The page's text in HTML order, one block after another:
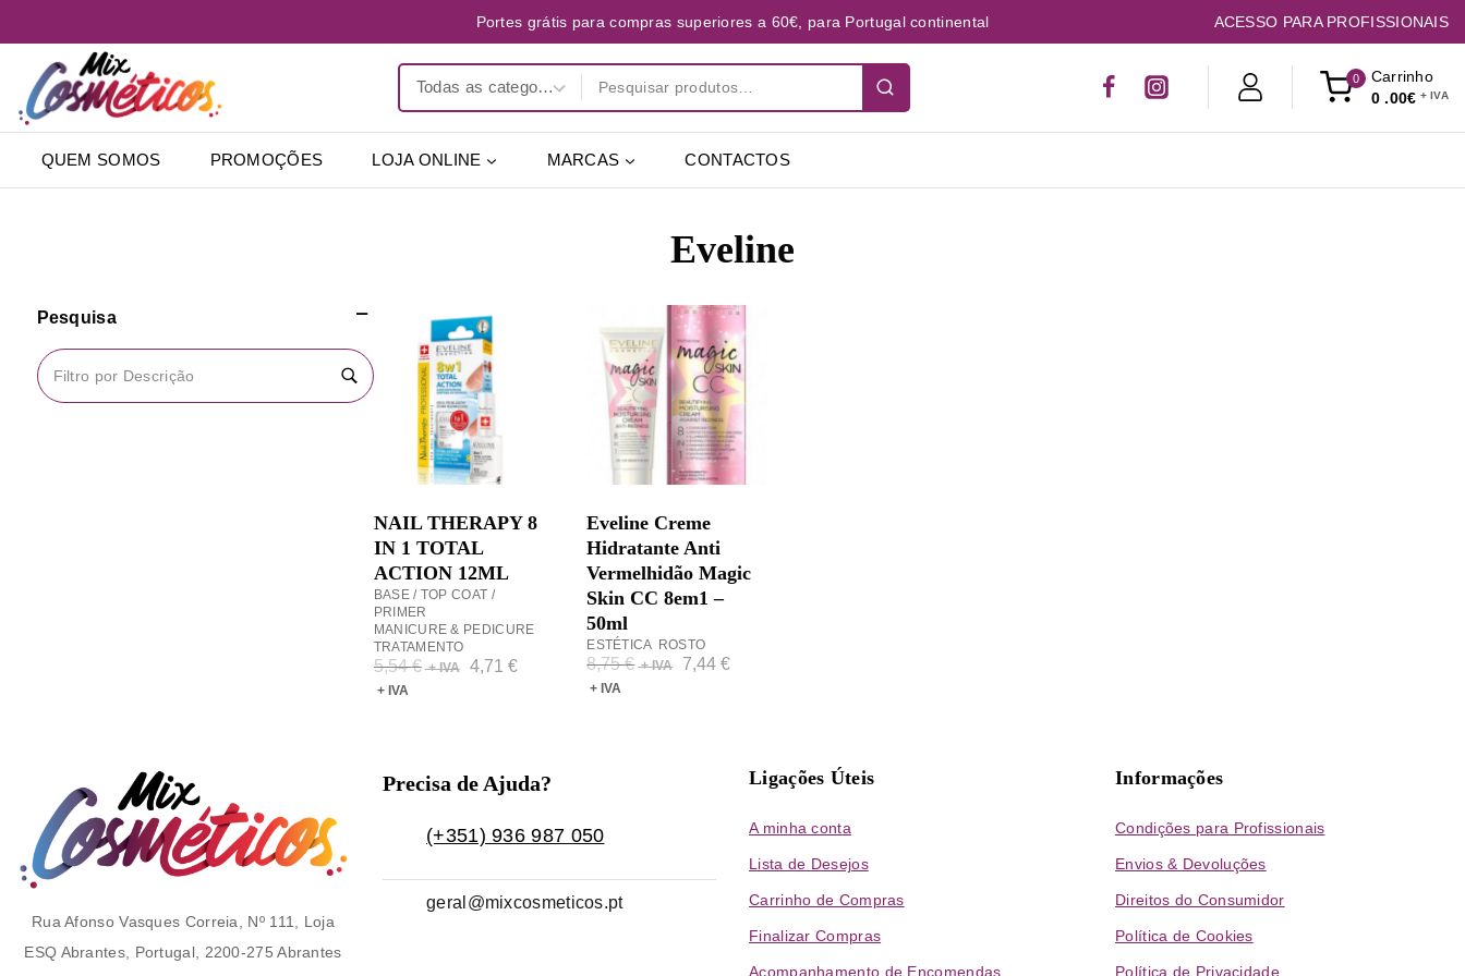
Portes grátis para compras superiores a 60€, para Portugal continental ACESSO PARA PROFISSIONAIS
0
Carrinho
0 .00€
QUEM SOMOS PROMOÇÕES LOJA ONLINE MARCAS CONTACTOS
Eveline
Pesquisa
BASE / TOP COAT /
PRIMER
MANICURE & PEDICURE
TRATAMENTO
5,54€ 4,71 €
NAIL THERAPY 8
IN 1 TOTAL
ACTION 12ML
ESTÉTICA ROSTO
8,75€ 7,44€
Eveline Creme
Hidratante Anti
Vermelhidão Magic
Skin CC 8em1 –
50ml
Rua Afonso Vasques Correia, Nº 111, Loja
ESQ Abrantes, Portugal, 2200-275 Abrantes
Precisa de Ajuda?
(+351) 936 987 050
geral@mixcosmeticos.pt
Ligações Úteis
A minha conta
Lista de Desejos
Carrinho de Compras
Finalizar Compras
Acompanhamento de Encomendas
Informações
Condições para Profissionais
Envios & Devoluções
Direitos do Consumidor
Política de Cookies
Política de Privacidade